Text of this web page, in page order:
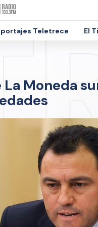
Teletrece El
Moneda